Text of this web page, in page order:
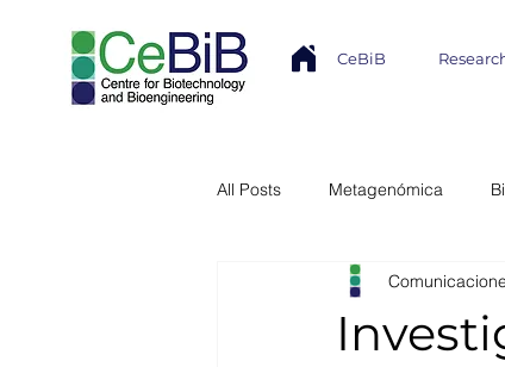
CeBiB
All Posts Metagenómica
Transferencia